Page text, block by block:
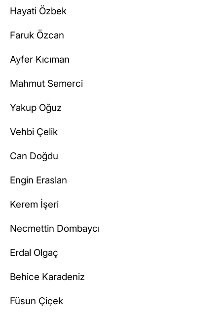
Hayati Özbek
Faruk Özcan
Ayfer Kıcıman
Mahmut Semerci
Yakup Oğuz
Vehbi Çelik
Can Doğdu
Engin Eraslan
Kerem İşeri
Necmettin Dombaycı
Erdal Olgaç
Behice Karadeniz
Füsun Çiçek